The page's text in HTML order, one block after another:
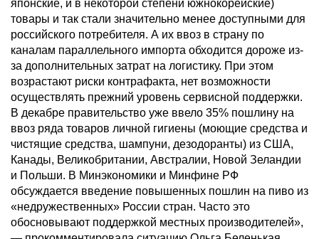
японские, и в некоторой степени южнокорейские)
товары и так стали значительно менее доступными для
российского потребителя. А их ввоз в страну по
каналам параллельного импорта обходится дороже из-
за дополнительных затрат на логистику. При этом
возрастают риски контрафакта, нет возможности
осуществлять прежний уровень сервисной поддержки.
В декабре правительство уже ввело 35% пошлину на
ввоз ряда товаров личной гигиены (моющие средства и
чистящие средства, шампуни, дезодоранты) из США,
Канады, Великобритании, Австралии, Новой Зеландии
и Польши. В Минэкономики и Минфине РФ
обсуждается введение повышенных пошлин на пиво из
«недружественных» России стран. Часто это
обосновывают поддержкой местных производителей»,